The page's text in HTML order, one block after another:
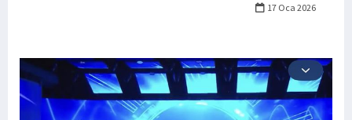
17 Oca 2026